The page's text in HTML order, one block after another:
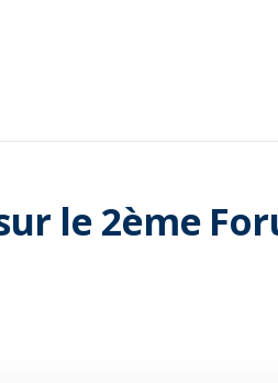
le 2ème